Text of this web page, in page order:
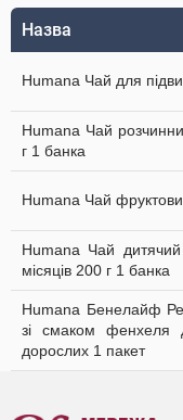
Назва
Humana Чай для
Humana Чай
г 1 банка
Humana Чай
Humana Чай
місяців 200 г 1 банка
Humana Бенелайф
зі смаком фенхеля
дорослих 1 пакет